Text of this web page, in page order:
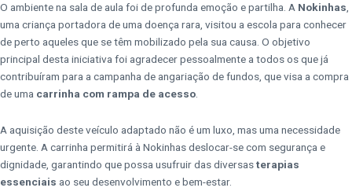
O ambiente na sala de aula foi de profunda emoção e partilha. A Nokinhas
uma criança portadora de uma doença rara, visitou a escola para conhecer
de perto aqueles que se têm mobilizado pela sua causa. O objetivo
principal desta iniciativa foi agradecer pessoalmente a todos os que já
contribuíram para a campanha de angariação de fundos, que visa a compra
de uma carrinha com rampa de acesso
A aquisição deste veículo adaptado não é um luxo, mas uma necessidade
urgente. A carrinha permitirá à Nokinhas deslocar-se com segurança e
dignidade, garantindo que possa usufruir das diversasterapias
essenciais ao seu desenvolvimento e bem-estar.